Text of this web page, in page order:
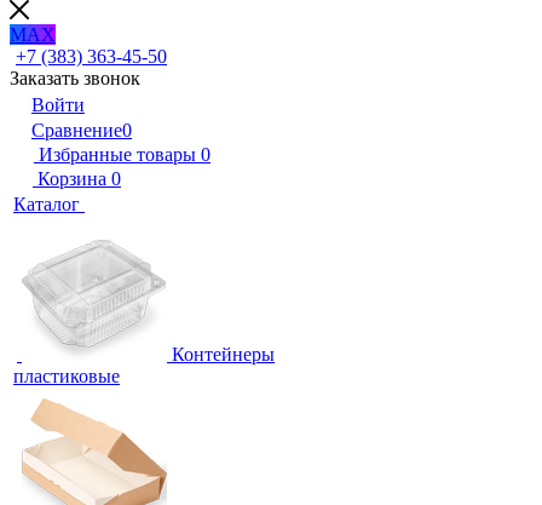
MAX
+7 (383) 363-45-50
Заказать звонок
Войти
Сравнение0
Избранные товары 0
Корзина 0
Каталог
Контейнеры
пластиковые